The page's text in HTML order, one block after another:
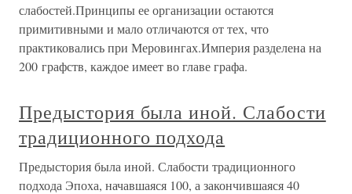
слабостей.Принципы ее организации остаются
примитивными и мало отличаются от тех, что
практиковались при Меровингах.Империя разделена на
200 графств, каждое имеет во главе графа.
Предыстория была иной. Слабости
традиционного подхода
Предыстория была иной. Слабости традиционного
подхода Эпоха, начавшаяся 100, а закончившаяся 40